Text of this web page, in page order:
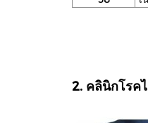
2. คลินิกโรค